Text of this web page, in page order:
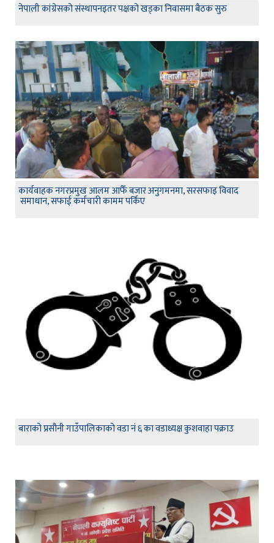
नेपाली कांग्रेसको संस्थापनइतर पक्षको खड्का निवासमा बैठक सुरु
कार्यवाहक नगरप्रमुख आलम आफैँ बजार अनुगमनमा, सरसफाइ विवाद
समाधान, सफाई कर्मचारी कामम पर्किए
बाराको प्रसौनी गाउँपालिकाको वडा नं ६ का वडाध्यक्ष कुशवाहा पक्राउ